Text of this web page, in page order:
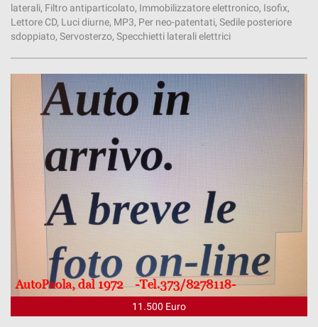
laterali, Filtro antiparticolato, Immobilizzatore elettronico, Isofix,
Lettore CD, Luci diurne, MP3, Per neo-patentati, Sedile posteriore
sdoppiato, Servosterzo, Specchietti laterali elettrici
11.500 Euro